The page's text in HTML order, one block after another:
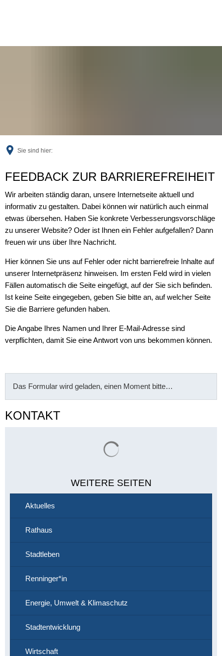
Sie sind hier:
Feedback
FEEDBACK ZUR BARRIEREFREIHEIT
Wir arbeiten ständig daran, unsere Internetseite aktuell und
informativ zu gestalten. Dabei können wir natürlich auch einmal
etwas übersehen. Haben Sie konkrete Verbesserungsvorschläge
zu unserer Website? Oder ist Ihnen ein Fehler aufgefallen? Dann
freuen wir uns über Ihre Nachricht.
Hier können Sie uns auf Fehler oder nicht barrierefreie Inhalte auf
unserer Internetpräsenz hinweisen. Im ersten Feld wird in vielen
Fällen automatisch die Seite eingefügt, auf der Sie sich befinden.
Ist keine Seite eingegeben, geben Sie bitte an, auf welcher Seite
Sie die Barriere gefunden haben.
Die Angabe Ihres Namen und Ihrer E-Mail-Adresse sind
verpflichten, damit Sie eine Antwort von uns bekommen können.
Das Formular wird geladen, einen Moment bitte…
KONTAKT
WEITERE SEITEN
Aktuelles
Rathaus
Stadtleben
Renninger*in
Energie, Umwelt & Klimaschutz
Stadtentwicklung
Wirtschaft